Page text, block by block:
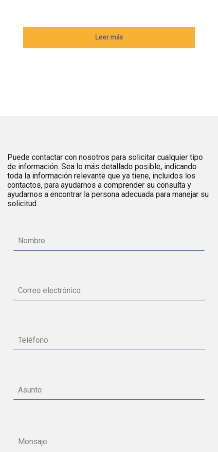
Leer más
Puede contactar con nosotros para solicitar cualquier tipo
de información. Sea lo más detallado posible, indicando
toda la información relevante que ya tiene, incluidos los
contactos, para ayudarnos a comprender su consulta y
ayudarnos a encontrar la persona adecuada para manejar su
solicitud.